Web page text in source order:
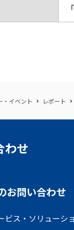
・イベント レポート
わせ
お問い合わせ
ビス・ソリューシ